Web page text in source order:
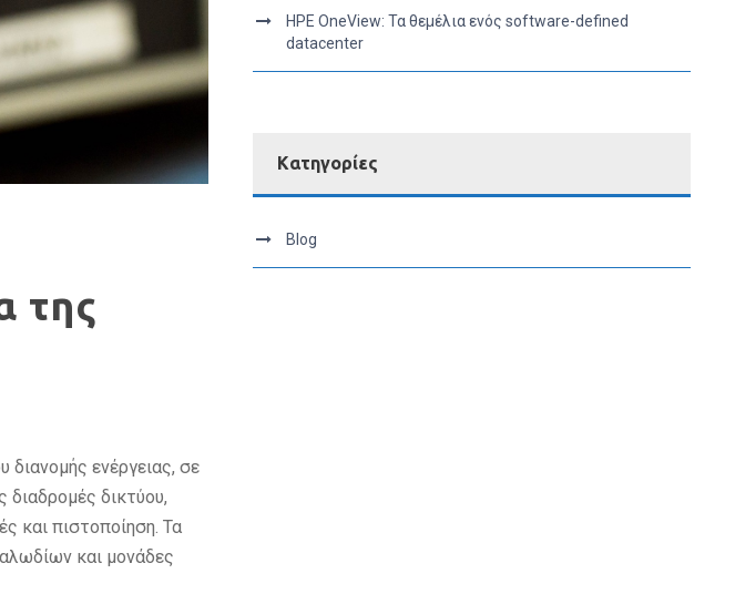
της
ενέργειας, σε
διαδρομές δικτύου,
και πιστοποίηση. Τα
και μονάδες
HPE OneView: Τα θεμέλια ενός software-defined
datacenter
Kατηγορίες
Blog